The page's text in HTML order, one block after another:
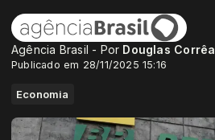
Agência Brasil - Por Douglas Corrêa
Publicado em 28/11/2025 15:16
Economia